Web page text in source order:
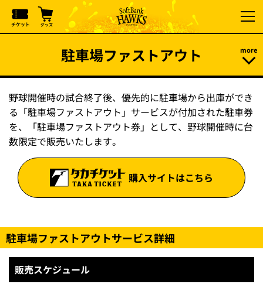
駐車場ファストアウト
野球開催時の試合終了後、優先的に駐車場から出庫ができ
る「駐車場ファストアウト」サービスが付加された駐車券
を、「駐車場ファストアウト券」として、野球開催時に台
数限定で販売いたします。
購入サイトはこちら
駐車場ファストアウトサービス詳細
販売スケジュール